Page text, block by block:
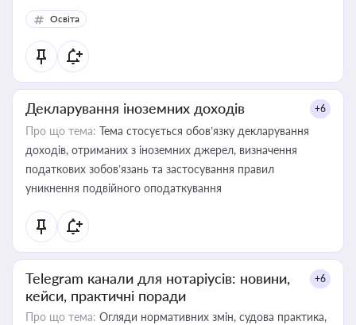
Освіта
Декларування іноземних доходів +6
Про що тема: Тема стосується обов’язку декларування
доходів, отриманих з іноземних джерел, визначення
податкових зобов’язань та застосування правил
уникнення подвійного оподаткування
Telegram канали для нотаріусів: новини,
кейси, практичні поради
+6
Про що тема: Огляди нормативних змін, судова практика,